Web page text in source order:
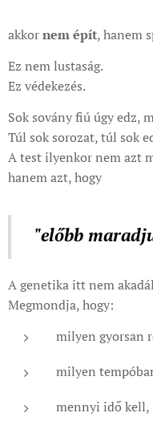
akkornem épít, hanem
Ez nem lustaság.
Ez védekezés.
Sok sovány fiú úgy edz,
Túl sok sorozat, túl sok
A test ilyenkor nem azt
hanem azt, hogy
"előbb
A genetika itt nem
Megmondja, hogy:
milyen gyorsan
milyen
mennyi idő kell,